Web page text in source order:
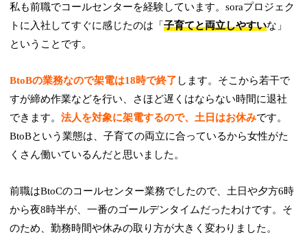
私も前職でコールセンターを経験しています。soraプロジェク
トに入社してすぐに感じたのは「子育てと両立しやすいな」
ということです。
BtoBの業務なので架電は18時で終了 します。そこから若干で
すが締め作業などを行い、さほど遅くはならない時間に退社
できます。法人を対象に架電するので、土日はお休みです。
BtoBという業態は、子育ての両立に合っているから女性がた
くさん働いているんだと思いました。
前職はBtoCのコールセンター業務でしたので、土日や夕方6時
から夜8時半が、一番のゴールデンタイムだったわけです。そ
のため、勤務時間や休みの取り方が大きく変わりました。